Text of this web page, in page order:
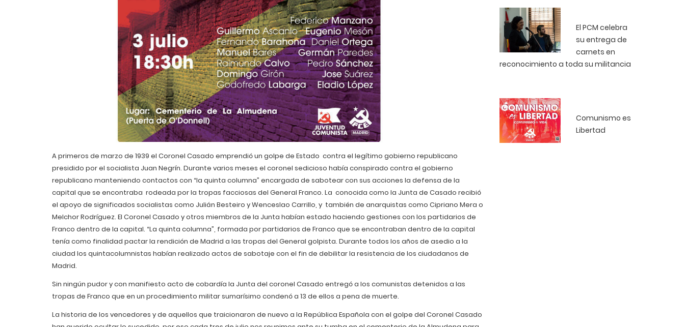
A primeros de marzo de 1939 el Coronel Casado emprendió un golpe de Estado contra el legítimo gobierno republicano
presidido por el socialista Juan Negrín. Durante varios meses el coronel sedicioso había conspirado contra el gobierno
republicano manteniendo contactos con “la quinta columna” encargada de sabotear con sus acciones la defensa de la
capital que se encontraba rodeada por la tropas facciosas del General Franco. La conocida como la Junta de Casado recibió
el apoyo de significados socialistas como Julián Besteiro y Wenceslao Carrillo, y también de anarquistas como Cipriano Mera o
Melchor Rodríguez. El Coronel Casado y otros miembros de la Junta habían estado haciendo gestiones con los partidarios de
Franco dentro de la capital. “La quinta columna”, formada por partidarios de Franco que se encontraban dentro de la capital
tenía como finalidad pactar la rendición de Madrid a las tropas del General golpista. Durante todos los años de asedio a la
ciudad los quintacolumnistas habían realizado actos de sabotaje con el fin de debilitar la resistencia de los ciudadanos de
Madrid.
Sin ningún pudor y con manifiesto acto de cobardía la Junta del coronel Casado entregó a los comunistas detenidos a las
tropas de Franco que en un procedimiento militar sumarísimo condenó a 13 de ellos a pena de muerte.
La historia de los vencedores y de aquellos que traicionaron de nuevo a la República Española con el golpe del Coronel Casado
El PCM celebra
su entrega de
carnets en
reconocimiento a toda su militancia
Comunismo es
Libertad